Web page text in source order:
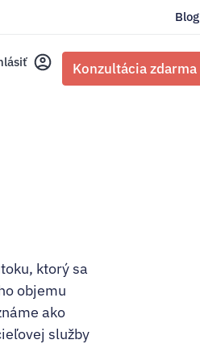
Blog
Konzultácia zdarma
ktorý sa
objemu
ako
služby